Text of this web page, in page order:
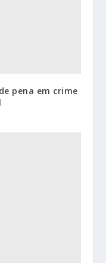
pena em crime